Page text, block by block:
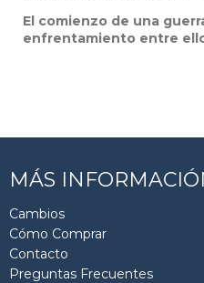
El comienzo de una
enfrentamiento entre
MÁS
Cambios
Cómo Comprar
Contacto
Preguntas Frecuentes